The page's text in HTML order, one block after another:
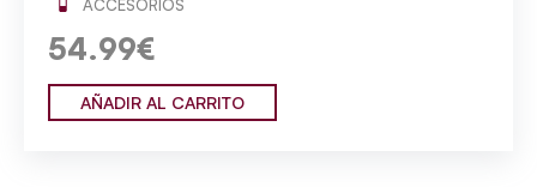
ACCESORIOS
54.99€
AÑADIR AL CARRITO